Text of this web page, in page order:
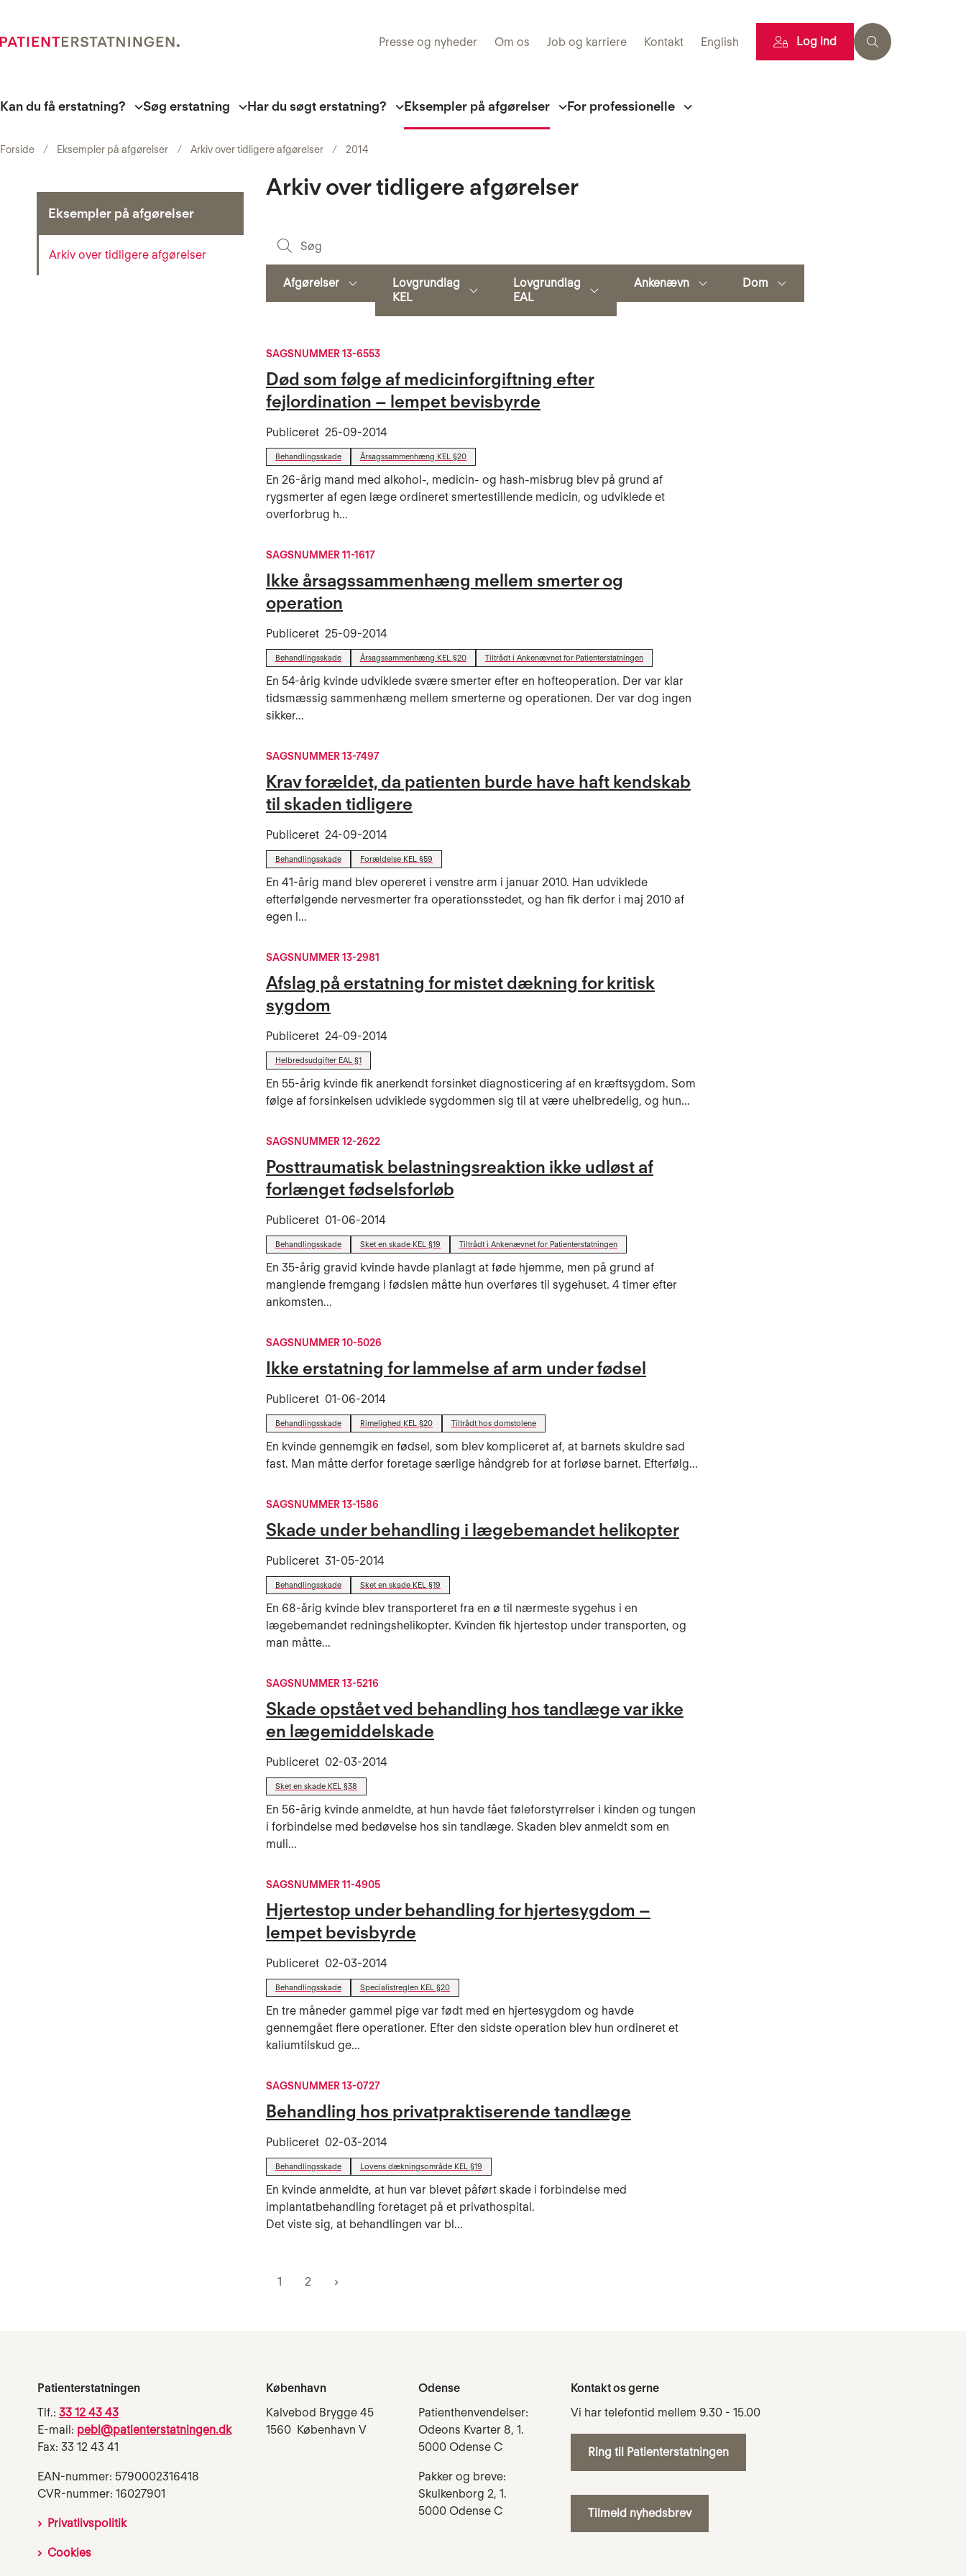
Presse og nyheder Om os Job og karriere Kontakt English Log ind
Kan du få erstatning? Søg erstatning Har du søgt erstatning? Eksempler på afgørelser For professionelle
Forside Eksempler på afgørelser Arkiv over tidligere afgørelser 2014
Eksempler på afgørelser
Arkiv over tidligere afgørelser
Arkiv over tidligere afgørelser
Afgørelser
Lovgrundlag
KEL
Lovgrundlag
EAL
Ankenævn Dom
SAGSNUMMER 13-6553
Død som følge af medicinforgiftning efter
fejlordination – lempet bevisbyrde
Publiceret 25-09-2014
Behandlingsskade Årsagssammenhæng KEL §20
En 26-årig mand med alkohol-, medicin- og hash-misbrug blev på grund af
rygsmerter af egen læge ordineret smertestillende medicin, og udviklede et
overforbrug h...
SAGSNUMMER 11-1617
Ikke årsagssammenhæng mellem smerter og
operation
Publiceret 25-09-2014
Behandlingsskade Årsagssammenhæng KEL §20 Tiltrådt i Ankenævnet for Patienterstatningen
En 54-årig kvinde udviklede svære smerter efter en hofteoperation. Der var klar
tidsmæssig sammenhæng mellem smerterne og operationen. Der var dog ingen
sikker...
SAGSNUMMER 13-7497
Krav forældet, da patienten burde have haft kendskab
til skaden tidligere
Publiceret 24-09-2014
Behandlingsskade Forældelse KEL §59
En 41-årig mand blev opereret i venstre arm i januar 2010. Han udviklede
efterfølgende nervesmerter fra operationsstedet, og han fik derfor i maj 2010 af
egen l...
SAGSNUMMER 13-2981
Afslag på erstatning for mistet dækning for kritisk
sygdom
Publiceret 24-09-2014
Helbredsudgifter EAL §1
En 55-årig kvinde fik anerkendt forsinket diagnosticering af en kræftsygdom. Som
følge af forsinkelsen udviklede sygdommen sig til at være uhelbredelig, og hun...
SAGSNUMMER 12-2622
Posttraumatisk belastningsreaktion ikke udløst af
forlænget fødselsforløb
Publiceret 01-06-2014
Behandlingsskade Sket en skade KEL §19 Tiltrådt i Ankenævnet for Patienterstatningen
En 35-årig gravid kvinde havde planlagt at føde hjemme, men på grund af
manglende fremgang i fødslen måtte hun overføres til sygehuset. 4 timer efter
ankomsten...
SAGSNUMMER 10-5026
Ikke erstatning for lammelse af arm under fødsel
Publiceret 01-06-2014
Behandlingsskade Rimelighed KEL §20 Tiltrådt hos domstolene
En kvinde gennemgik en fødsel, som blev kompliceret af, at barnets skuldre sad
fast. Man måtte derfor foretage særlige håndgreb for at forløse barnet. Efterfølg...
SAGSNUMMER 13-1586
Skade under behandling i lægebemandet helikopter
Publiceret 31-05-2014
Behandlingsskade Sket en skade KEL §19
En 68-årig kvinde blev transporteret fra en ø til nærmeste sygehus i en
lægebemandet redningshelikopter. Kvinden fik hjertestop under transporten, og
man måtte...
SAGSNUMMER 13-5216
Skade opstået ved behandling hos tandlæge var ikke
en lægemiddelskade
Publiceret 02-03-2014
Sket en skade KEL §38
En 56-årig kvinde anmeldte, at hun havde fået føleforstyrrelser i kinden og tungen
i forbindelse med bedøvelse hos sin tandlæge. Skaden blev anmeldt som en
muli...
SAGSNUMMER 11-4905
Hjertestop under behandling for hjertesygdom –
lempet bevisbyrde
Publiceret 02-03-2014
Behandlingsskade Specialistreglen KEL §20
En tre måneder gammel pige var født med en hjertesygdom og havde
gennemgået flere operationer. Efter den sidste operation blev hun ordineret et
kaliumtilskud ge...
SAGSNUMMER 13-0727
Behandling hos privatpraktiserende tandlæge
Publiceret 02-03-2014
Behandlingsskade Lovens dækningsområde KEL §19
En kvinde anmeldte, at hun var blevet påført skade i forbindelse med
implantatbehandling foretaget på et privathospital.
Det viste sig, at behandlingen var bl...
1 2
Patienterstatningen
Tlf.: 33 12 43 43
E-mail: pebl@patienterstatningen.dk
Fax: 33 12 43 41
EAN-nummer: 5790002316418
CVR-nummer: 16027901
Privatlivspolitik
Cookies
København
Kalvebod Brygge 45
1560 København V
Odense
Patienthenvendelser:
Odeons Kvarter 8, 1.
5000 Odense C
Pakker og breve:
Skulkenborg 2, 1.
5000 Odense C
Kontakt os gerne
Vi har telefontid mellem 9.30 - 15.00
Ring til Patienterstatningen
Tilmeld nyhedsbrev